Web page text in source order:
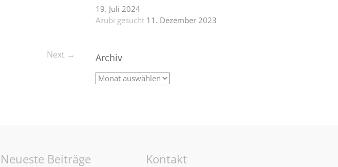
Next →
19. Juli 2024
Azubi gesucht 11. Dezember 2023
Archiv
Neueste Beiträge Kontakt